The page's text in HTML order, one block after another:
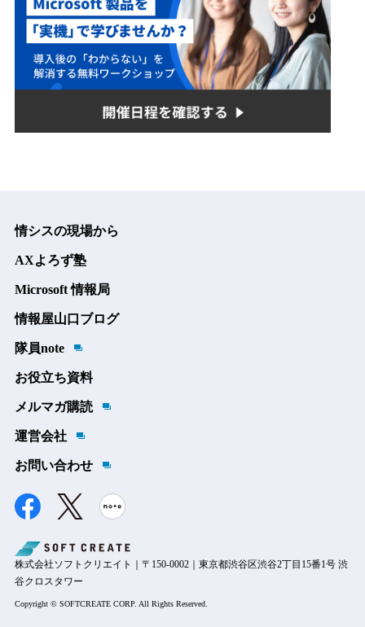
情シスの現場から
AXよろず塾
Microsoft 情報局
情報屋山口ブログ
隊員note
お役立ち資料
メルマガ購読
運営会社
お問い合わせ
株式会社ソフトクリエイト｜〒150-0002｜東京都渋谷区渋谷2丁目15番1号 渋
谷クロスタワー
Copyright © SOFTCREATE CORP. All Rights Reserved.